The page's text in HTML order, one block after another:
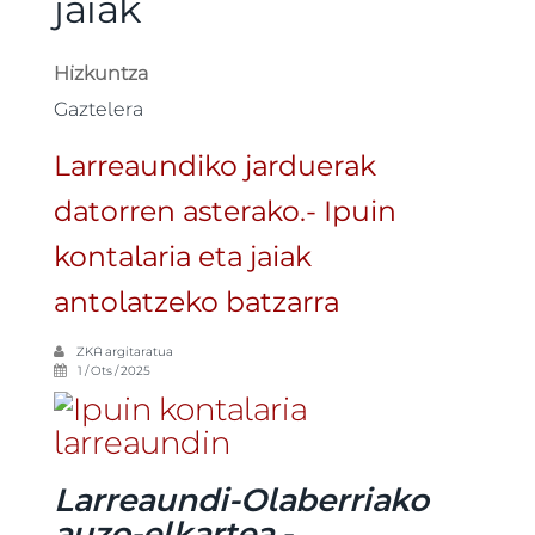
jaiak
Hizkuntza
Gaztelera
Larreaundiko jarduerak
datorren asterako.- Ipuin
kontalaria eta jaiak
antolatzeko batzarra
ZKA argitaratua
1 / Ots / 2025
Larreaundi-Olaberriako